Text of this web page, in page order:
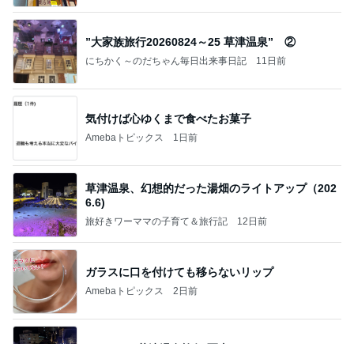
”大家族旅行20260824～25 草津温泉” ②
にちかく～のだちゃん毎日出来事日記 11日前
気付けば心ゆくまで食べたお菓子
Amebaトピックス 1日前
草津温泉、幻想的だった湯畑のライトアップ（202
6.6)
旅好きワーママの子育て＆旅行記 12日前
ガラスに口を付けても移らないリップ
Amebaトピックス 2日前